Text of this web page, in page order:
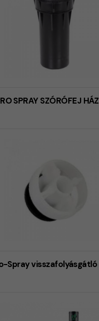
SPRAY SZÓRÓFEJ HÁZ
Spray visszafolyásgátló